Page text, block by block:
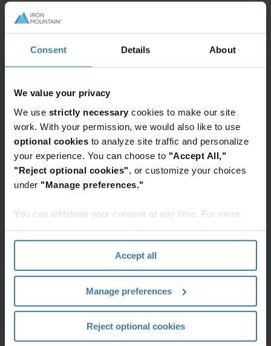
Consent Details About
We value your privacy
We use strictly necessary cookies to make our site
work. With your permission, we would also like to use
optional cookies to analyze site traffic and personalize
your experience. You can choose to "Accept All,"
"Reject optional cookies" , or customize your choices
under "Manage preferences."
You can withdraw your consent at any time. For more
section" of ourPrivacy Policy.
Accept all
Manage preferences
Reject optional cookies
Automatisation des flux de travail
documents numériques et physiques. Réduisez les
tâches manuelles et fournissez aux dirigeants des
informations exploitables basées sur l'IA.
Conformité flexible
Vous suivez nos règles de gouvernance ou mettez
en place les vôtres : notre solution offre la
flexibilité nécessaire pour s'adapter sans effort à
vos besoins en matière de conformité.